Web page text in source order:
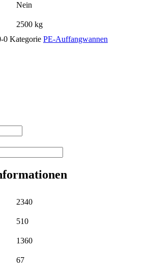
Nein
2500 kg
0 Kategorie PE-Auffangwannen
2340
510
1360
67